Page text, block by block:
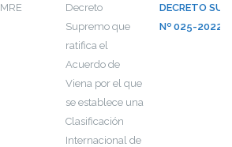
MRE
Decreto
Supremo que
ratifica el
Acuerdo de
Viena por el que
se establece una
Clasificación
Internacional de
DECRETO
Nº 025-2022-